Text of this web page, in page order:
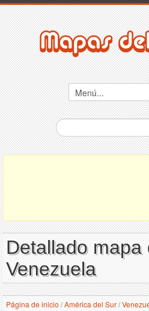
Detallado mapa
Venezuela
Página de inicio /América del Sur/